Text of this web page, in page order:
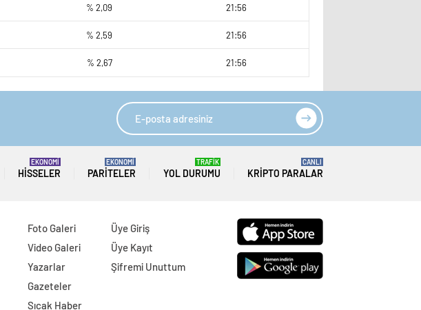
% 2,09 21:56
% 2,59 21:56
% 2,67 21:56
HISSELER
EKONOMİ
PARITELER
EKONOMİ
YOL DURUMU
TRAFİK
KRIPTO PARALAR
CANLI
Foto Galeri
Video Galeri
Yazarlar
Gazeteler
Sıcak Haber
Üye Giriş
Üye Kayıt
Şifremi Unuttum